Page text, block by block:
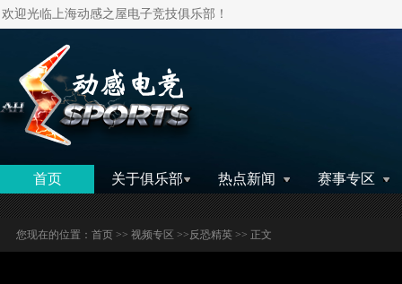
欢迎光临上海动感之屋电子竞技俱乐部！
首页 关于俱乐部 热点新闻 赛事专区
您现在的位置： 首页 >> 视频专区 >>反恐精英 >> 正文